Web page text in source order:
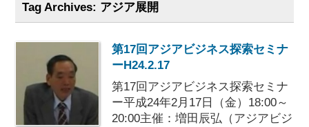
Tag Archives: アジア展開
第17回アジアビジネス探索セミナ
ーH24.2.17
第17回アジアビジネス探索セミナ
ー平成24年2月17日（金）18:00～
20:00主催：増田辰弘（アジアビジ